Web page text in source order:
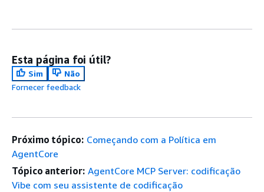
Esta página foi útil?
Sim
Não
Fornecer feedback
Próximo tópico: Começando com a Política em
AgentCore
Tópico anterior: AgentCore MCP Server: codificação
Vibe com seu assistente de codificação